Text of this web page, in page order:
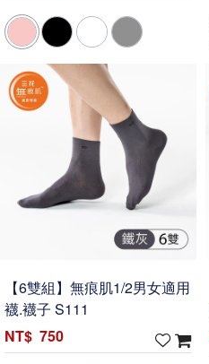
【6雙組】無痕肌1/2男女適用
襪.襪子 S111
750